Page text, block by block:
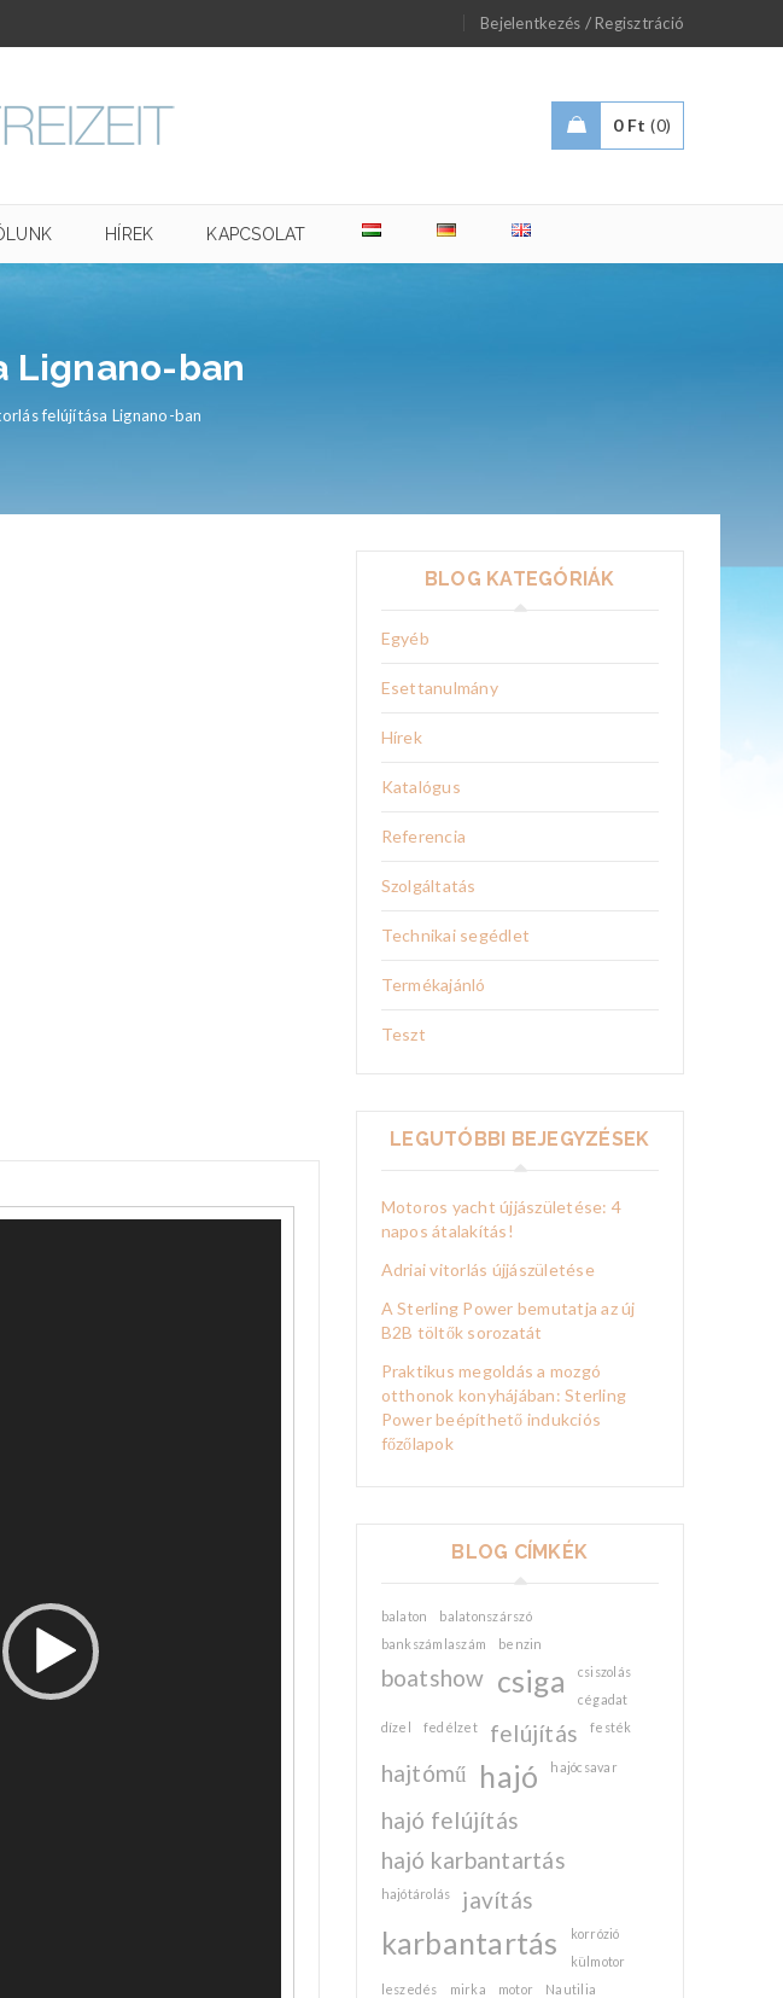
Bejelentkezés / Regisztráció
0 Ft 0
HÍREK KAPCSOLAT
Lignano-ban
felújítása Lignano-ban
BLOG KATEGÓRIÁK
Egyéb
Esettanulmány
Hírek
Katalógus
Referencia
Szolgáltatás
Technikai segédlet
Termékajánló
Teszt
LEGUTÓBBI BEJEGYZÉSEK
Motoros yacht újjászületése: 4
napos átalakítás!
Adriai vitorlás újjászületése
A Sterling Power bemutatja az új
B2B töltők sorozatát
Praktikus megoldás a mozgó
otthonok konyhájában: Sterling
Power beépíthető indukciós
főzőlapok
BLOG CÍMKÉK
balaton
balatonszárszó
bankszámlaszám
benzin
boatshow csiga
csiszolás
cégadat
dízel
fedélzet felújítás festék
hajtómű hajó hajócsavar
hajó felújítás
hajó karbantartás
hajótárolás javítás
karbantartás
korrózió
külmotor
leszedés
mirka motor Nautilia